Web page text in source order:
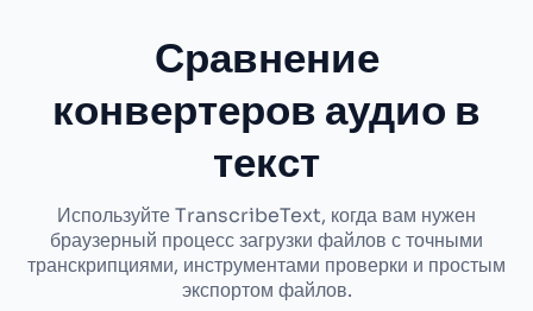
Сравнение
конвертеров аудио в
текст
Используйте TranscribeText, когда вам нужен
браузерный процесс загрузки файлов с точными
транскрипциями, инструментами проверки и простым
экспортом файлов.